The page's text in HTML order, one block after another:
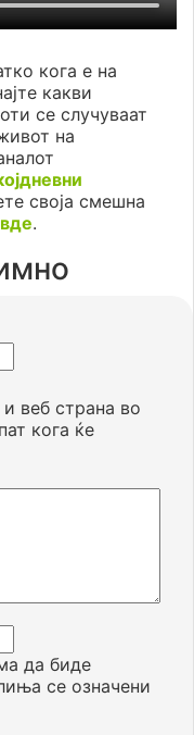
кога е на
какви
се случуваат
на
своја смешна
.
да биде
се означени
веб страна во
кога ќе